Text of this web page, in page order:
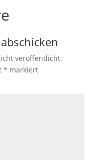
veröffentlicht.
* markiert